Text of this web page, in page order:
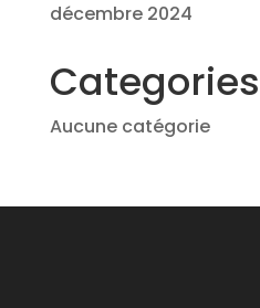
décembre 2024
Categories
Aucune catégorie